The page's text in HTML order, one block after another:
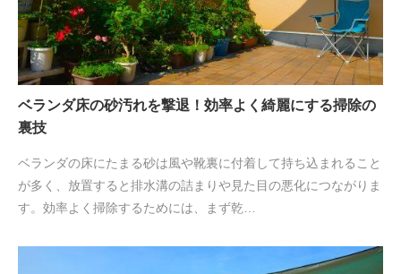
ベランダ床の砂汚れを撃退！効率よく綺麗にする掃除の
裏技
ベランダの床にたまる砂は風や靴裏に付着して持ち込まれること
が多く、放置すると排水溝の詰まりや見た目の悪化につながりま
す。効率よく掃除するためには、まず乾…